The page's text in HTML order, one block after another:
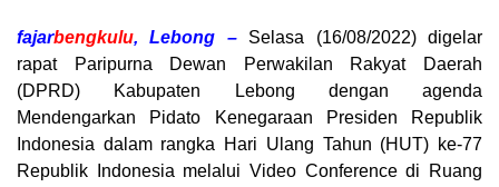
fajarbengkulu, Lebong –
Selasa (16/08/2022) digelar
rapat Paripurna Dewan Perwakilan Rakyat Daerah
(DPRD) Kabupaten Lebong dengan agenda
Mendengarkan Pidato Kenegaraan Presiden Republik
Indonesia dalam rangka Hari Ulang Tahun (HUT) ke-77
Republik Indonesia melalui Video Conference di Ruang